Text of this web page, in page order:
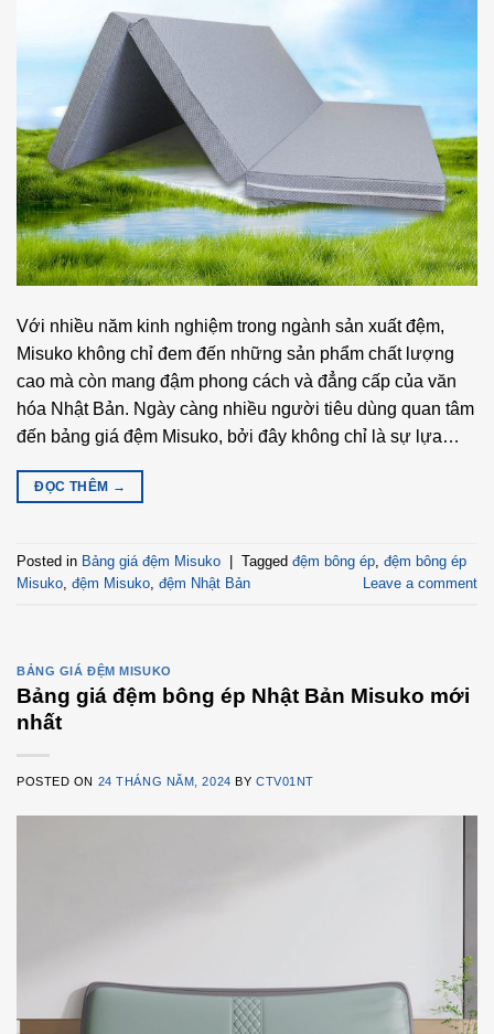
Với nhiều năm kinh nghiệm trong ngành sản xuất đệm,
Misuko không chỉ đem đến những sản phẩm chất lượng
cao mà còn mang đậm phong cách và đẳng cấp của văn
hóa Nhật Bản. Ngày càng nhiều người tiêu dùng quan tâm
đến bảng giá đệm Misuko, bởi đây không chỉ là sự lựa…
ĐỌC THÊM →
Posted in Bảng giá đệm Misuko Tagged đệm bông ép đệm bông ép
Misuko đệm Misuko đệm Nhật Bản Leave a comment
BẢNG GIÁ ĐỆM MISUKO
Bảng giá đệm bông ép Nhật Bản Misuko mới
nhất
POSTED ON 24 THÁNG NĂM, 2024 BY CTV01NT